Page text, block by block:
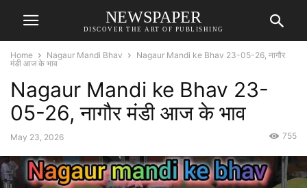
NEWSPAPER
DISCOVER THE ART OF PUBLISHING
Home Nagaur Mandi Bhav
Nagaur Mandi ke Bhav 23-05-26, नागौर
मंडी आज के भाव
Nagaur Mandi ke Bhav 23-
05-26, नागौर मंडी आज के भाव
May 23, 2026 755